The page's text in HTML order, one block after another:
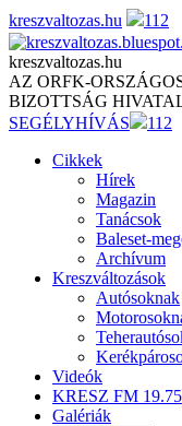
Skip
to
content
kreszvaltozas.hu 112
kreszvaltozas.hu
AZ ORFK-
BIZOTTSÁG
SEGÉLYHÍVÁS
112
Cikkek
Hírek
Magazin
Tanácsok
Baleset-
Archívum
Kreszváltozások
Autósoknak
Videók
KRESZ FM 19.75
Galériák